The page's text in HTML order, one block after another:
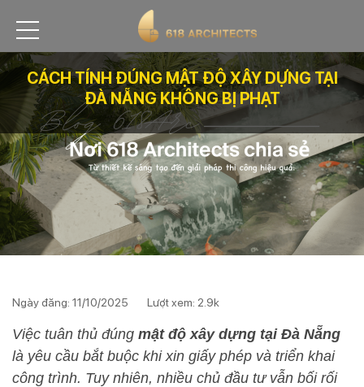
CÁCH TÍNH ĐÚNG MẬT ĐỘ XÂY DỰNG TẠI
ĐÀ NẴNG KHÔNG BỊ PHẠT
Ngày đăng: 11/10/2025 Lượt xem: 2.9k
Việc tuân thủ đúng mật độ xây dựng tại Đà Nẵng
là yêu cầu bắt buộc khi xin giấy phép và triển khai
công trình. Tuy nhiên, nhiều chủ đầu tư vẫn bối rối